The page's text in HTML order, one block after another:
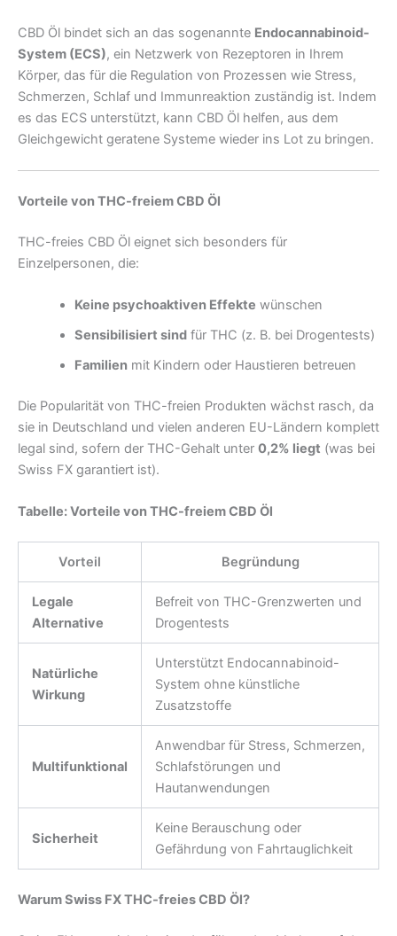
CBD Öl bindet sich an das sogenannte Endocannabinoid-
System (ECS), ein Netzwerk von Rezeptoren in Ihrem
Körper, das für die Regulation von Prozessen wie Stress,
Schmerzen, Schlaf und Immunreaktion zuständig ist. Indem
es das ECS unterstützt, kann CBD Öl helfen, aus dem
Gleichgewicht geratene Systeme wieder ins Lot zu bringen.
Vorteile von THC-freiem CBD Öl
THC-freies CBD Öl eignet sich besonders für
Einzelpersonen, die:
Keine psychoaktiven Effekte wünschen
Sensibilisiert sindfür THC (z. B. bei Drogentests)
Familienmit Kindern oder Haustieren betreuen
Die Popularität von THC-freien Produkten wächst rasch, da
sie in Deutschland und vielen anderen EU-Ländern komplett
legal sind, sofern der THC-Gehalt unter 0,2% liegt (was bei
Swiss FX garantiert ist).
Tabelle: Vorteile von THC-freiem CBD Öl
Vorteil Begründung
Legale
Alternative
Befreit von THC-Grenzwerten und
Drogentests
Natürliche
Wirkung
Unterstützt Endocannabinoid-
System ohne künstliche
Zusatzstoffe
Multifunktional
Anwendbar für Stress, Schmerzen,
Schlafstörungen und
Hautanwendungen
Sicherheit
Keine Berauschung oder
Gefährdung von Fahrtauglichkeit
Warum Swiss FX THC-freies CBD Öl?